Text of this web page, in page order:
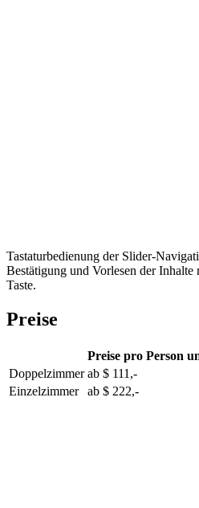
Tastaturbedienung der Slider-
Bestätigung und Vorlesen der Inhalte
Taste.
Preise
Preise pro Person
Doppelzimmer ab $ 111,-
Einzelzimmer
ab $ 222,-